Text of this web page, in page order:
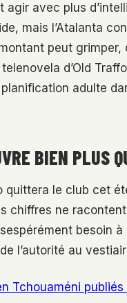
agir avec plus
mais l’Atalanta
peut
d’Old
adulte
BIEN PLUS
quittera le club cet
chiffres ne
besoin
l’autorité au
Tchouaméni